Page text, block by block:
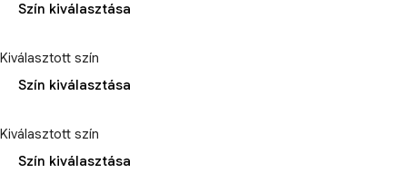
Szín kiválasztása
Kiválasztott szín
Szín kiválasztása
Kiválasztott szín
Szín kiválasztása